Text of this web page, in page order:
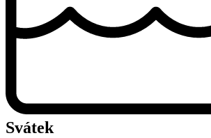
Svátek